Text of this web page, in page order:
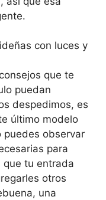
que te
puedan
despedimos, es
último modelo
puedes observar
para
que tu entrada
otros
una